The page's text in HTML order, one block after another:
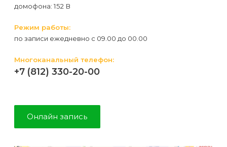
к
Что
знать
перед
домофона: 152 В
Режим работы:
по записи ежедневно с 09.00 до 00.00
Многоканальный телефон:
+7 (812) 330-20-00
Онлайн запись